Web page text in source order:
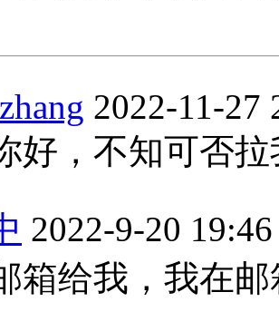
2022-11-27
好，不知可否
2022-9-20 19:46
箱给我，我在